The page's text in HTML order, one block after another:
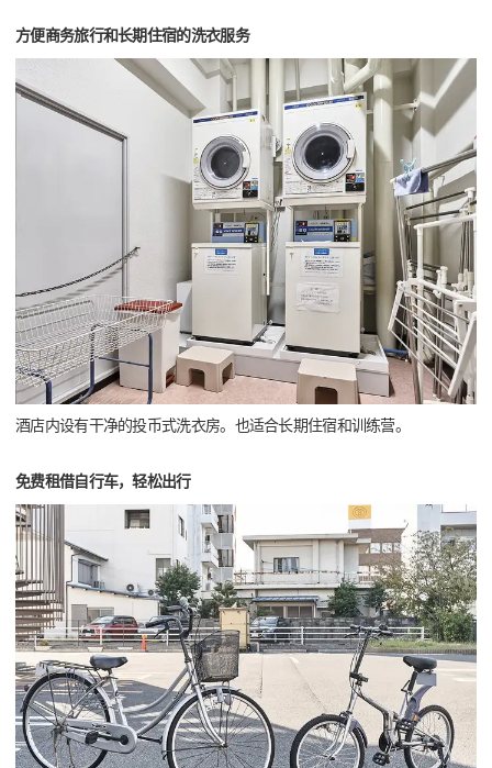
方便商务旅行和长期住宿的洗衣服务
酒店内设有干净的投币式洗衣房。也适合长期住宿和训练营。
免费租借自行车，轻松出行